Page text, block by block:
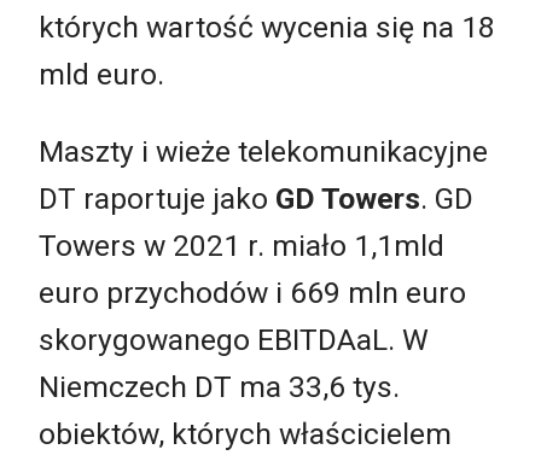
których wartość wycenia się na 18
mld euro.
Maszty i wieże telekomunikacyjne
DT raportuje jako GD Towers. GD
Towers w 2021 r. miało 1,1mld
euro przychodów i 669 mln euro
skorygowanego EBITDAaL. W
Niemczech DT ma 33,6 tys.
obiektów, których właścicielem